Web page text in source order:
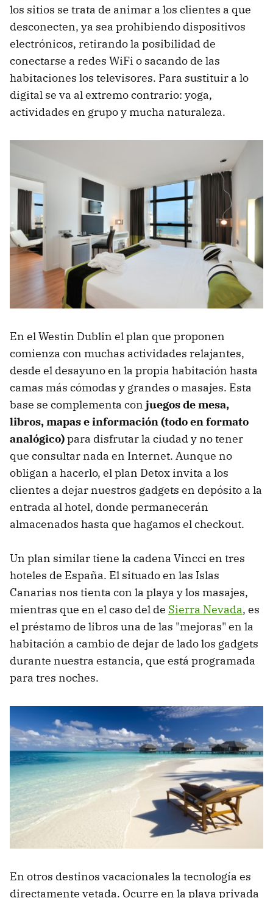
los sitios se trata de animar a los clientes a que
desconecten, ya sea prohibiendo dispositivos
electrónicos, retirando la posibilidad de
conectarse a redes WiFi o sacando de las
habitaciones los televisores. Para sustituir a lo
digital se va al extremo contrario: yoga,
actividades en grupo y mucha naturaleza.
En el Westin Dublin el plan que proponen
comienza con muchas actividades relajantes,
desde el desayuno en la propia habitación hasta
camas más cómodas y grandes o masajes. Esta
base se complementa con juegos de mesa,
libros, mapas e información (todo en formato
analógico)para disfrutar la ciudad y no tener
que consultar nada en Internet. Aunque no
obligan a hacerlo, el plan Detox invita a los
clientes a dejar nuestros gadgets en depósito a la
entrada al hotel, donde permanecerán
almacenados hasta que hagamos el checkout.
Un plan similar tiene la cadena Vincci en tres
hoteles de España. El situado en las Islas
Canarias nos tienta con la playa y los masajes,
mientras que en el caso del de Sierra Nevada, es
el préstamo de libros una de las "mejoras" en la
habitación a cambio de dejar de lado los gadgets
durante nuestra estancia, que está programada
para tres noches.
En otros destinos vacacionales la tecnología es
directamente vetada. Ocurre en la playa privada